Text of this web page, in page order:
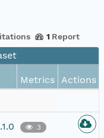
1 Report
Metrics Actions
3